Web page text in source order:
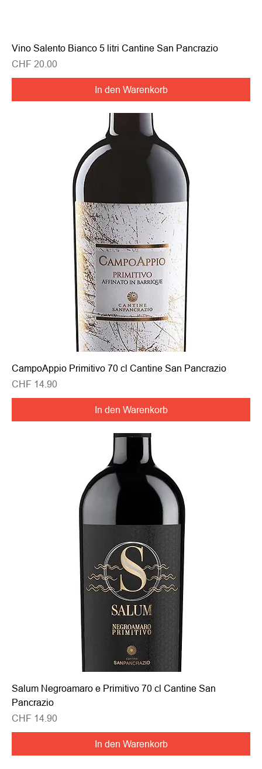
Vino Salento Bianco 5 litri Cantine San Pancrazio
Preis
CHF 20.00
In den Warenkorb
CampoAppio Primitivo 70 cl Cantine San Pancrazio
Preis
CHF 14.90
In den Warenkorb
Salum Negroamaro e Primitivo 70 cl Cantine San
Pancrazio
Preis
CHF 14.90
In den Warenkorb